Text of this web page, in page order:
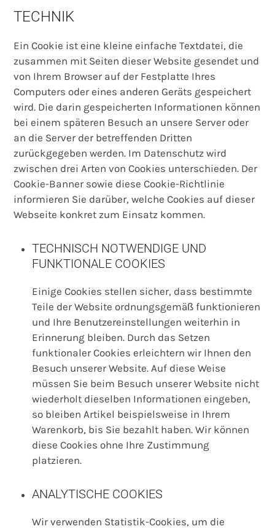
TECHNIK
Ein Cookie ist eine kleine einfache Textdatei, die
zusammen mit Seiten dieser Website gesendet und
von Ihrem Browser auf der Festplatte Ihres
Computers oder eines anderen Geräts gespeichert
wird. Die darin gespeicherten Informationen können
bei einem späteren Besuch an unsere Server oder
an die Server der betreffenden Dritten
zurückgegeben werden. Im Datenschutz wird
zwischen drei Arten von Cookies unterschieden. Der
Cookie-Banner sowie diese Cookie-Richtlinie
informieren Sie darüber, welche Cookies auf dieser
Webseite konkret zum Einsatz kommen.
TECHNISCH NOTWENDIGE UND
FUNKTIONALE COOKIES
Einige Cookies stellen sicher, dass bestimmte
Teile der Website ordnungsgemäß funktionieren
und Ihre Benutzereinstellungen weiterhin in
Erinnerung bleiben. Durch das Setzen
funktionaler Cookies erleichtern wir Ihnen den
Besuch unserer Website. Auf diese Weise
müssen Sie beim Besuch unserer Website nicht
wiederholt dieselben Informationen eingeben,
so bleiben Artikel beispielsweise in Ihrem
Warenkorb, bis Sie bezahlt haben. Wir können
diese Cookies ohne Ihre Zustimmung
platzieren.
ANALYTISCHE COOKIES
Wir verwenden Statistik-Cookies, um die